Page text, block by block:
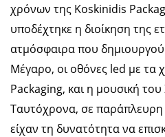
χρόνων της Koskinidis
υποδέχτηκε η διοίκηση της
ατμόσφαιρα που
Μέγαρο, οι οθόνες led με τα
Packaging, και η μουσική
Ταυτόχρονα, σε παράπλευρη
είχαν τη δυνατότητα να